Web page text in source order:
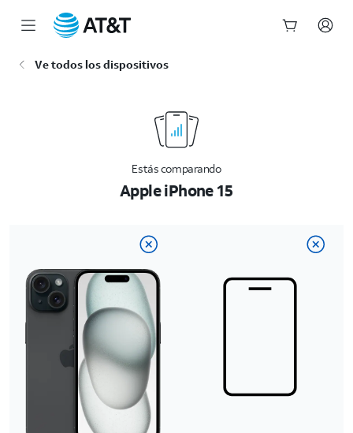
Ve todos los dispositivos
Estás comparando
Apple iPhone 15